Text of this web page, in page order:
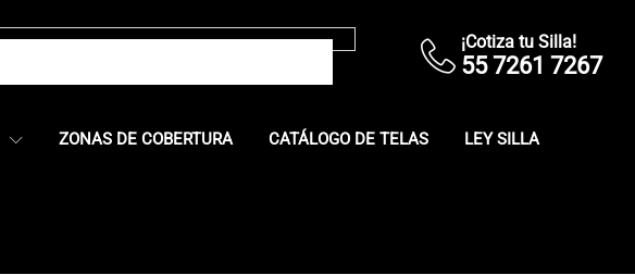
¡Cotiza tu Silla!
55 7261 7267
ZONAS DE COBERTURA CATÁLOGO DE TELAS LEY SILLA